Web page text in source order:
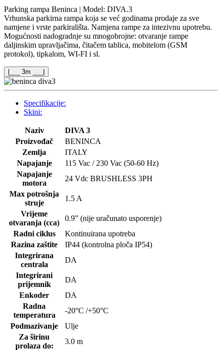
Parking rampa Beninca | Model: DIVA.3
Vrhunska parkirna rampa koja se već godinama prodaje za sve
namjene i vrste parkirališta. Namjena rampe za intezivnu upotrebu.
Mogućnosti nadogradnje su mnogobrojne: otvaranje rampe
daljinskim upravljačima, čitačem tablica, mobitelom (GSM
protokol), tipkalom, WI-FI i sl.
|___ 3m ___|
Specifikacije:
Skini:
Naziv
DIVA 3
Proizvođač
BENINCA
Zemlja
ITALY
Napajanje
115 Vac / 230 Vac (50-60 Hz)
Napajanje
motora
24 Vdc BRUSHLESS 3PH
Max potrošnja
struje
1.5 A
Vrijeme
otvaranja (cca)
0.9” (nije uračunato usporenje)
Radni ciklus
Kontinuirana upotreba
Razina zaštite
IP44 (kontrolna ploča IP54)
Integrirana
centrala
DA
Integrirani
prijemnik
DA
Enkoder
DA
Radna
temperatura
-20°C /+50°C
Podmazivanje
Ulje
Za širinu
prolaza do:
3.0 m